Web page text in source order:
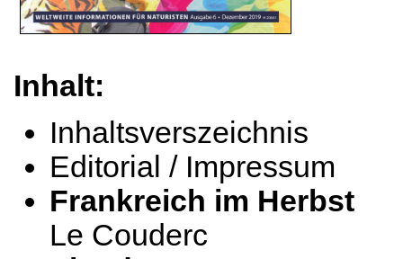
Inhalt:
Inhaltsverszeichnis
Editorial / Impressum
Frankreich im Herbst
Le Couderc